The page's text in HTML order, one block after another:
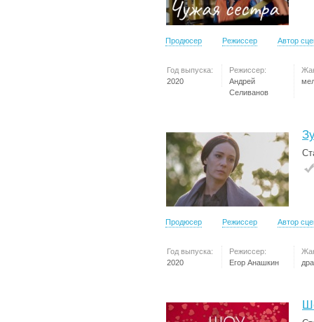
Продюсер Режиссер Автор
Год выпуска:
2020
Режиссер:
Андрей
Селиванов
Продюсер Режиссер Автор
Год выпуска:
2020
Режиссер:
Егор Анашкин